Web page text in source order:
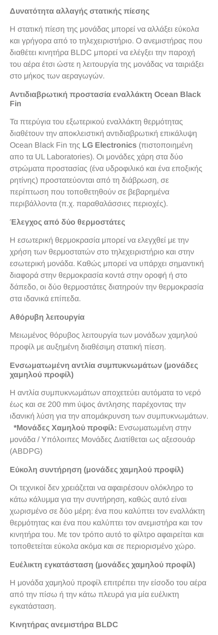
Δυνατότητα αλλαγής στατικής πίεσης
Η στατική πίεση της μονάδας μπορεί να αλλάξει εύκολα
και γρήγορα από το τηλεχειριστήριο. Ο ανεμιστήρας που
διαθέτει κινητήρα BLDC μπορεί να ελέγξει την παροχή
του αέρα έτσι ώστε η λειτουργία της μονάδας να ταιριάξει
στο μήκος των αεραγωγών.
Αντιδιαβρωτική προστασία εναλλάκτη Ocean Black
Fin
Τα πτερύγια του εξωτερικού εναλλάκτη θερμότητας
διαθέτουν την αποκλειστική αντιδιαβρωτική επικάλυψη
Ocean Black Fin της LG Electronics (πιστοποιημένη
απο τα UL Laboratories). Οι μονάδες χάρη στα δύο
στρώματα προστασίας (ένα υδροφιλικό και ένα εποξικής
ρητίνης) προστατεύονται από τη διάβρωση, σε
περίπτωση που τοποθετηθούν σε βεβαρημένα
περιβάλλοντα (π.χ. παραθαλάσσιες περιοχές).
Έλεγχος από δύο θερμοστάτες
Η εσωτερική θερμοκρασία μπορεί να ελεγχθεί με την
χρήση των θερμοστατών στο τηλεχειριστήριο και στην
εσωτερική μονάδα. Καθώς μπορεί να υπάρχει σημαντική
διαφορά στην θερμοκρασία κοντά στην οροφή ή στο
δάπεδο, οι δύο θερμοστάτες διατηρούν την θερμοκρασία
στα ιδανικά επίπεδα.
Αθόρυβη λειτουργία
Μειωμένος θόρυβος λειτουργία των μονάδων χαμηλού
προφίλ με αυξημένη διαθέσιμη στατική πίεση.
Ενσωματωμένη αντλία συμπυκνωμάτων (μονάδες
χαμηλού προφίλ)
Η αντλία συμπυκνωμάτων αποχετεύει αυτόματα το νερό
έως και σε 200 mm ύψος άντλησης παρέχοντας την
ιδανική λύση για την απομάκρυνση των συμπυκνωμάτων.
*Μονάδες Χαμηλού προφίλ: Ενσωματωμένη στην
μονάδα / Υπόλοιπες Μονάδες Διατίθεται ως αξεσουάρ
(ABDPG)
Εύκολη συντήρηση (μονάδες χαμηλού προφίλ)
Οι τεχνικοί δεν χρειάζεται να αφαιρέσουν ολόκληρο το
κάτω κάλυμμα για την συντήρηση, καθώς αυτό είναι
χωρισμένο σε δύο μέρη: ένα που καλύπτει τον εναλλάκτη
θερμότητας και ένα που καλύπτει τον ανεμιστήρα και τον
κινητήρα του. Με τον τρόπο αυτό το φίλτρο αφαιρείται και
τοποθετείται εύκολα ακόμα και σε περιορισμένο χώρο.
Ευέλικτη εγκατάσταση (μονάδες χαμηλού προφίλ)
Η μονάδα χαμηλού προφίλ επιτρέπει την είσοδο του αέρα
από την πίσω ή την κάτω πλευρά για μία ευέλικτη
εγκατάσταση.
Κινητήρας ανεμιστήρα BLDC